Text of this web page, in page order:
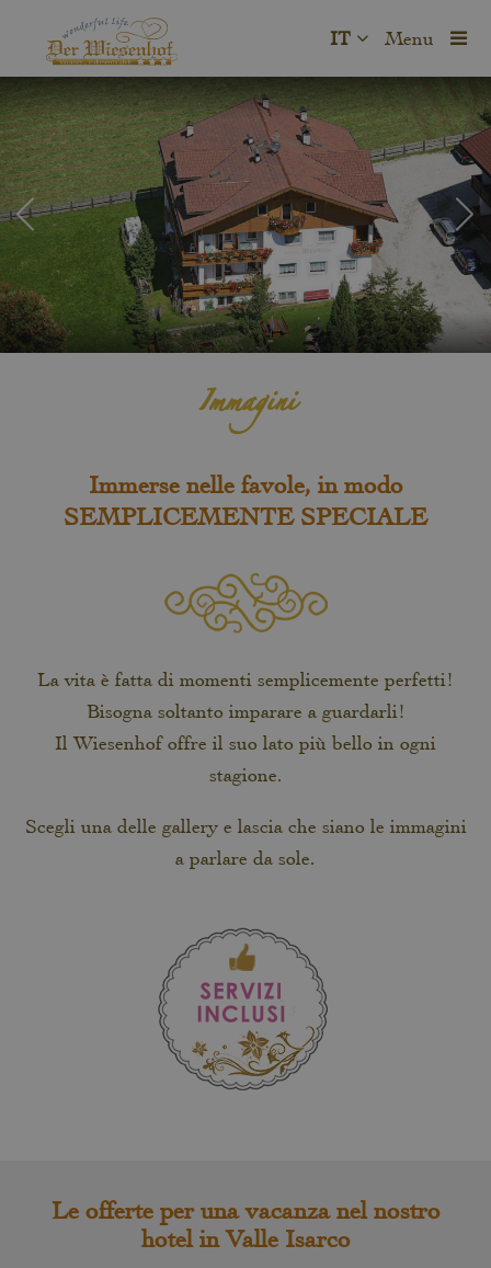
Menu
IT
Immagini
Immerse nelle favole, in modo
SEMPLICEMENTE SPECIALE
La vita è fatta di momenti semplicemente perfetti!
Bisogna soltanto imparare a guardarli!
Il Wiesenhof offre il suo lato più bello in ogni
stagione.
Scegli una delle gallery e lascia che siano le immagini
a parlare da sole.
Le offerte per una vacanza nel nostro
hotel in Valle Isarco